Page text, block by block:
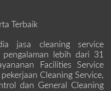
Terbaik
jasa cleaning service
lebih dari 31
Facilities Service
Cleaning Service,
dan General Cleaning